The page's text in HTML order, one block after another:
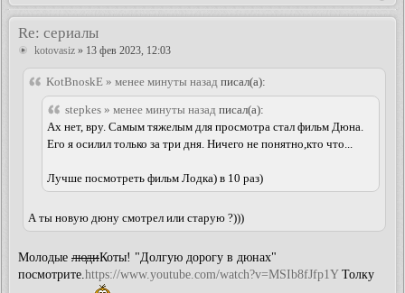
Re: сериалы
kotovasiz » 13 фев 2023, 12:03
KotBnoskE » менее минуты назад писал(а):
stepkes » менее минуты назад писал(а):
Ах нет, вру. Самым тяжелым для просмотра стал фильм Дюна.
Его я осилил только за три дня. Ничего не понятно,кто что...
Лучше посмотреть фильм Лодка) в 10 раз)
А ты новую дюну смотрел или старую ?)))
Молодые людиКоты! "Долгую дорогу в дюнах"
посмотрите. https://www.youtube.com/watch?v=MSIb8fJfp1YТолку